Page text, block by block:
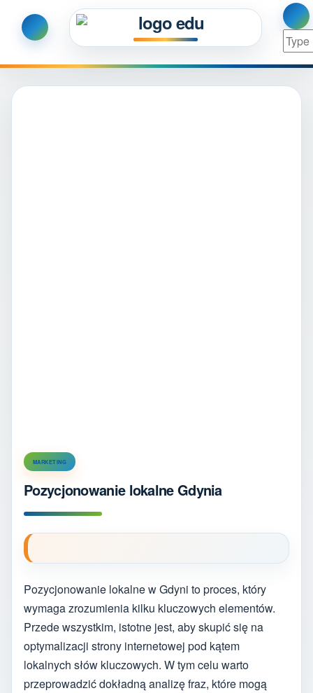
MARKETING
Pozycjonowanie lokalne Gdynia
Pozycjonowanie lokalne w Gdyni to proces, który
wymaga zrozumienia kilku kluczowych elementów.
Przede wszystkim, istotne jest, aby skupić się na
optymalizacji strony internetowej pod kątem
lokalnych słów kluczowych. W tym celu warto
przeprowadzić dokładną analizę fraz, które mogą